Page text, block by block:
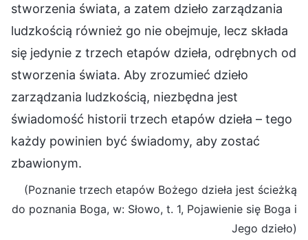
stworzenia świata, a zatem dzieło zarządzania
ludzkością również go nie obejmuje, lecz składa
się jedynie z trzech etapów dzieła, odrębnych od
stworzenia świata. Aby zrozumieć dzieło
zarządzania ludzkością, niezbędna jest
świadomość historii trzech etapów dzieła – tego
każdy powinien być świadomy, aby zostać
zbawionym.
(Poznanie trzech etapów Bożego dzieła jest ścieżką
do poznania Boga, w: Słowo, t. 1, Pojawienie się Boga i
Jego dzieło)